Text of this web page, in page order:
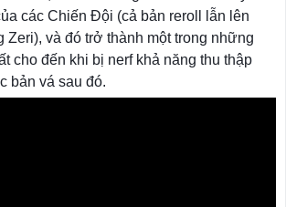
các Chiến Đội (cả bản reroll lẫn lên
Zeri), và đó trở thành một trong những
cho đến khi bị nerf khả năng thu thập
bản vá sau đó.